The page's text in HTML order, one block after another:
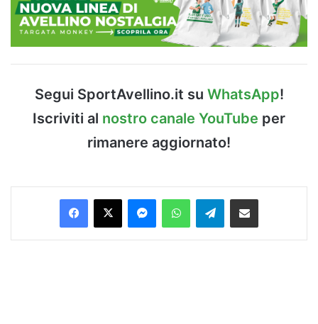
Segui SportAvellino.it su WhatsApp!
Iscriviti al nostro canale YouTube per
rimanere aggiornato!
Facebook
X MessengerWhatsAppTelegramCondividi via Email